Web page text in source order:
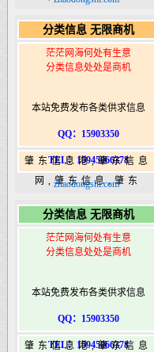
港
分类信息 无限商机
茫茫网海何处有生意
分类信息处处是商机
本站免费发布各类供求信息
QQ：15903350
TEL：15945066378
肇东信息港,肇东信息
网,肇东信息,肇东
港
zhaodongshi.com
分类信息 无限商机
茫茫网海何处有生意
分类信息处处是商机
本站免费发布各类供求信息
QQ：15903350
TEL：15945066378
肇东信息港,肇东信息